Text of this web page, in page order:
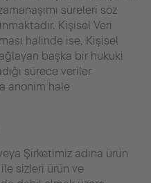
süreleri söz
Kişisel Veri
halinde ise, Kişisel
başka bir hukuki
sürece veriler
anonim hale
Şirketimiz adına ürün
sizleri ürün ve